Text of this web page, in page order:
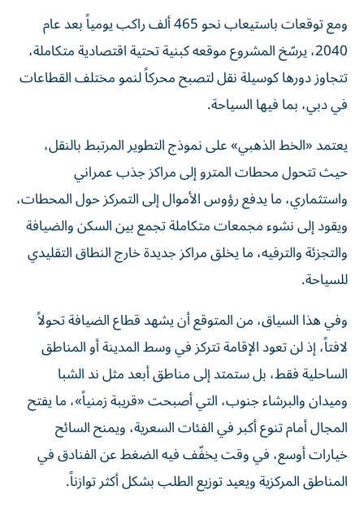
ومع توقعات باستيعاب نحو 465 ألف راكب يومياً بعد عام
2040، يرسّخ المشروع موقعه كبنية تحتية اقتصادية متكاملة،
تتجاوز دورها كوسيلة نقل لتصبح محركاً لنمو مختلف القطاعات
في دبي، بما فيها السياحة.
يعتمد «الخط الذهبي» على نموذج التطوير المرتبط بالنقل،
حيث تتحول محطات المترو إلى مراكز جذب عمراني
واستثماري، ما يدفع رؤوس الأموال إلى التمركز حول المحطات،
ويقود إلى نشوء مجمعات متكاملة تجمع بين السكن والضيافة
والتجزئة والترفيه، ما يخلق مراكز جديدة خارج النطاق التقليدي
للسياحة.
وفي هذا السياق، من المتوقع أن يشهد قطاع الضيافة تحولاً
لافتاً، إذ لن تعود الإقامة تتركز في وسط المدينة أو المناطق
الساحلية فقط، بل ستمتد إلى مناطق أبعد مثل ند الشبا
وميدان والبرشاء جنوب، التي أصبحت «قريبة زمنياً»، ما يفتح
المجال أمام تنوع أكبر في الفئات السعرية، ويمنح السائح
خيارات أوسع، في وقت يخفّف فيه الضغط عن الفنادق في
المناطق المركزية ويعيد توزيع الطلب بشكل أكثر توازناً.